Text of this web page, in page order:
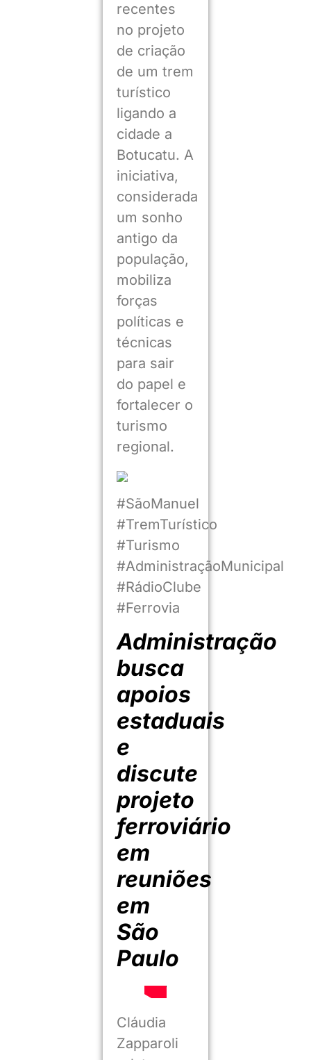
recentes
no projeto
de criação
de um trem
turístico
ligando a
cidade a
Botucatu. A
iniciativa,
considerada
um sonho
antigo da
população,
mobiliza
forças
políticas e
técnicas
para sair
do papel e
fortalecer o
turismo
regional.
#SãoManuel
#TremTurístico
#Turismo
#AdministraçãoMunicipal
#RádioClube
#Ferrovia
Administração
busca
apoios
estaduais
e
discute
projeto
ferroviário
em
reuniões
em
São
Paulo
Cláudia
Zapparoli